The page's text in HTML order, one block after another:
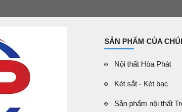
SẢN PHẨM CỦA
Nội thất Hòa Phát
Két sắt - Két bạc
Sản phẩm nội thất